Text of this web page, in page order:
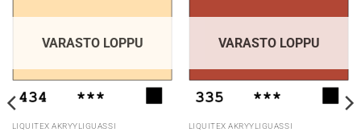
VARASTO LOPPU
LIQUITEX AKRYYLIGUASSI
VARASTO LOPPU
LIQUITEX AKRYYLIGUASSI